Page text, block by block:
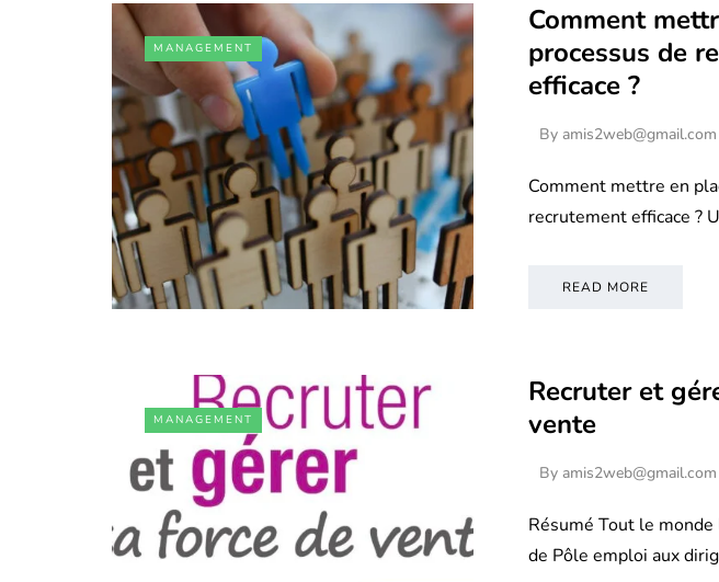
MANAGEMENT
Comment
processus de
efficace ?
By amis2web@gmail.com
Comment mettre en
recrutement efficace ?
READ MORE
MANAGEMENT
Recruter et
vente
By amis2web@gmail.com
Résumé Tout le
de Pôle emploi aux